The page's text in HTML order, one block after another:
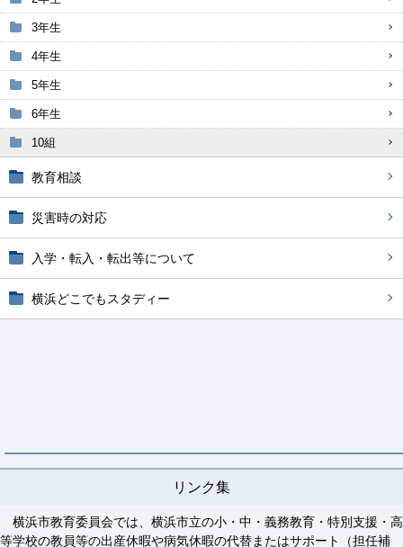
3年生
4年生
5年生
6年生
10組
教育相談
災害時の対応
入学・転入・転出等について
横浜どこでもスタディー
リンク集
横浜市教育委員会では、横浜市立の小・中・義務教育・特別支援・高
等学校の教員等の出産休暇や病気休暇の代替またはサポート（担任補